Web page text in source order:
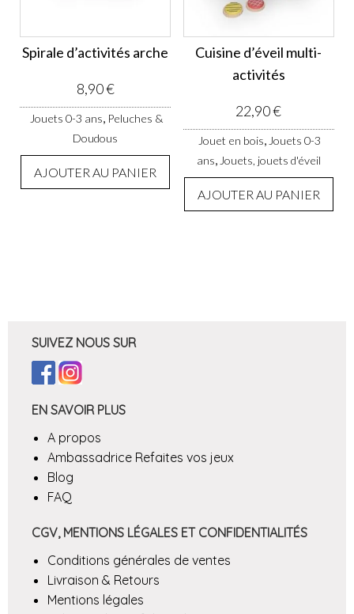
Spirale d’activités arche
8,90€
Jouets 0-3 ans, Peluches &
Doudous
AJOUTER AU PANIER
Cuisine d’éveil multi-
activités
22,90€
Jouet en bois, Jouets 0-3
ans,Jouets, jouets d'éveil
AJOUTER AU PANIER
SUIVEZ NOUS SUR
EN SAVOIR PLUS
A propos
Ambassadrice Refaites vos jeux
Blog
FAQ
CGV, MENTIONS LÉGALES ET CONFIDENTIALITÉS
Conditions générales de ventes
Livraison & Retours
Mentions légales